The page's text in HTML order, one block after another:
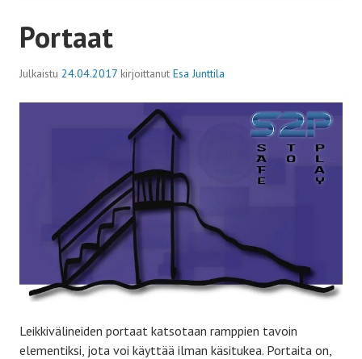
Portaat
Julkaistu 24.04.2017 kirjoittanut Esa Junttila
Leikkivälineiden portaat katsotaan ramppien tavoin
elementiksi, jota voi käyttää ilman käsitukea. Portaita on,